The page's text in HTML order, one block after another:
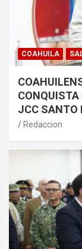
COAHUILA
CONQUISTA
JCC SANTO
Redaccion